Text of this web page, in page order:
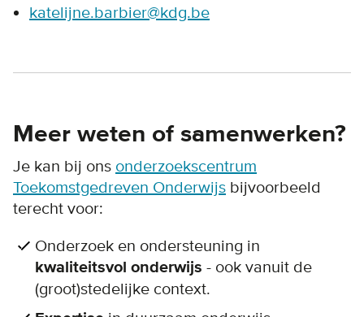
katelijne.barbier@kdg.be
Meer weten of samenwerken?
Je kan bij ons onderzoekscentrum
Toekomstgedreven Onderwijs bijvoorbeeld
terecht voor:
Onderzoek en ondersteuning in
kwaliteitsvol onderwijs - ook vanuit de
(groot)stedelijke context.